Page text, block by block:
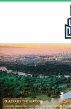
GLADIA BY THE WATERS
Vị trí đắc địa mặt tiền đường Võ Chí Công sầm uất, thuộc
phường Phú Hữu, quận 9, Tp Hồ Chí Minh. Dự án nhà
Khang Điền Gladia với quy mô 11,8 hecta, không chỉ là
không gian sống mà còn là biểu tượng đẳng cấp,